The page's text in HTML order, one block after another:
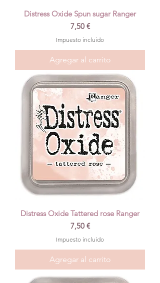
Distress Oxide Spun sugar Ranger
Precio
7,50 €
Impuesto incluido
Agregar al carrito
Distress Oxide Tattered rose Ranger
Precio
7,50 €
Impuesto incluido
Agregar al carrito